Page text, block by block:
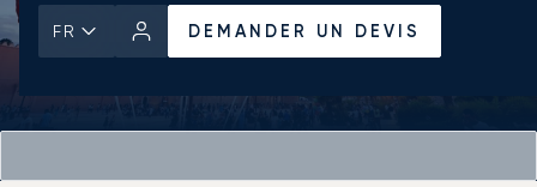
FR DEMANDER UN DEVIS